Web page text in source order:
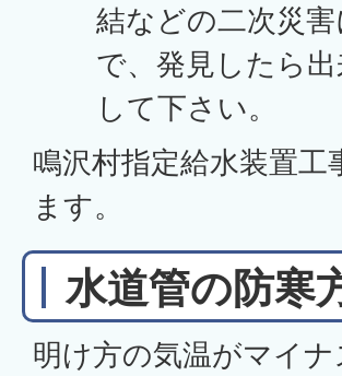
結などの二次災
で、発見したら
して下さい。
鳴沢村指定給水装置
ます。
水道管の防寒
明け方の気温がマイ